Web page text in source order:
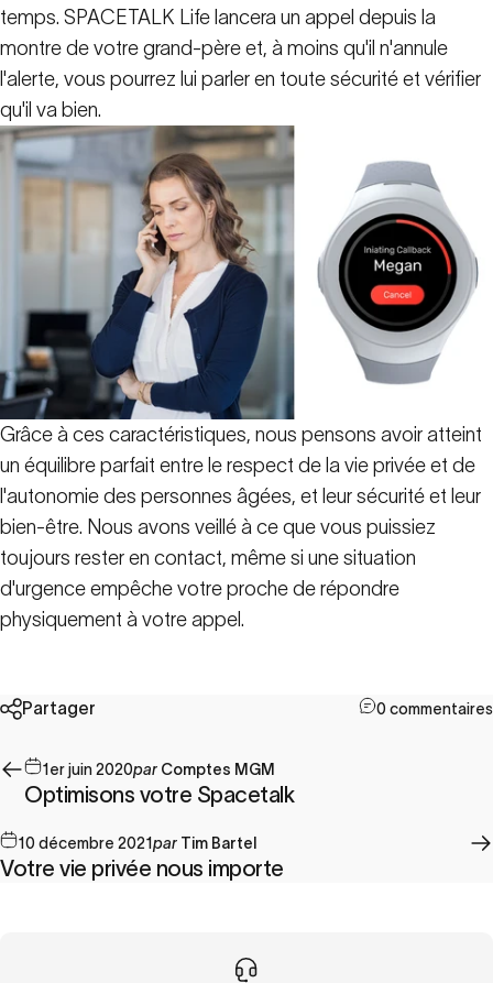
temps. SPACETALK Life lancera un appel depuis la
montre de votre grand-père et, à moins qu'il n'annule
l'alerte, vous pourrez lui parler en toute sécurité et vérifier
qu'il va bien.
Grâce à ces caractéristiques, nous pensons avoir atteint
un équilibre parfait entre le respect de la vie privée et de
l'autonomie des personnes âgées, et leur sécurité et leur
bien-être. Nous avons veillé à ce que vous puissiez
toujours rester en contact, même si une situation
d'urgence empêche votre proche de répondre
physiquement à votre appel.
Partager 0 commentaires
1er juin 2020par Comptes MGM
Optimisons votre Spacetalk
10 décembre 2021par Tim Bartel
Votre vie privée nous importe